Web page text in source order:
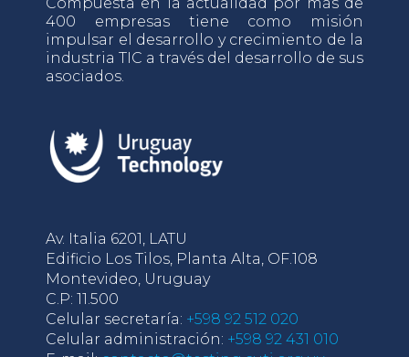
400 empresas tiene como misión
impulsar el desarrollo y crecimiento de la
industria TIC a través del desarrollo de sus
asociados.
Av. Italia 6201, LATU
Edificio Los Tilos, Planta Alta, OF.108
Montevideo, Uruguay
C.P: 11.500
Celular secretaría: +598 92 512 020
Celular administración: +598 92 431 010